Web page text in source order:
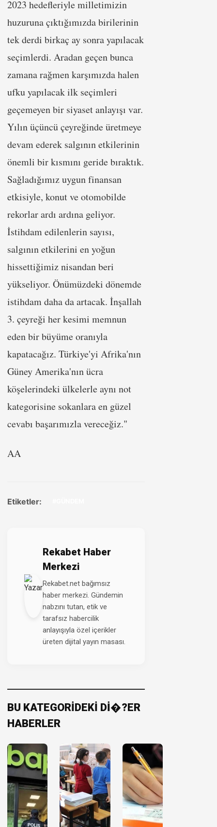
2023 hedefleriyle milletimizin
huzuruna çıktığımızda birilerinin
tek derdi birkaç ay sonra yapılacak
seçimlerdi. Aradan geçen bunca
zamana rağmen karşımızda halen
ufku yapılacak ilk seçimleri
geçemeyen bir siyaset anlayışı var.
Yılın üçüncü çeyreğinde üretmeye
devam ederek salgının etkilerinin
önemli bir kısmını geride bıraktık.
Sağladığımız uygun finansan
etkisiyle, konut ve otomobilde
rekorlar ardı ardına geliyor.
İstihdam edilenlerin sayısı,
salgının etkilerini en yoğun
hissettiğimiz nisandan beri
yükseliyor. Önümüzdeki dönemde
istihdam daha da artacak. İnşallah
3. çeyreği her kesimi memnun
eden bir büyüme oranıyla
kapatacağız. Türkiye'yi Afrika'nın
Güney Amerika'nın ücra
köşelerindeki ülkelerle aynı not
kategorisine sokanlara en güzel
cevabı başarımızla vereceğiz."
AA
Etiketler:
Rekabet Haber
Merkezi
Rekabet.net bağımsız
haber merkezi. Gündemin
nabzını tutan, etik ve
tarafsız habercilik
anlayışıyla özel içerikler
üreten dijital yayın masası.
BU KATEGORİDEKİ Dİ�?ER
HABERLER